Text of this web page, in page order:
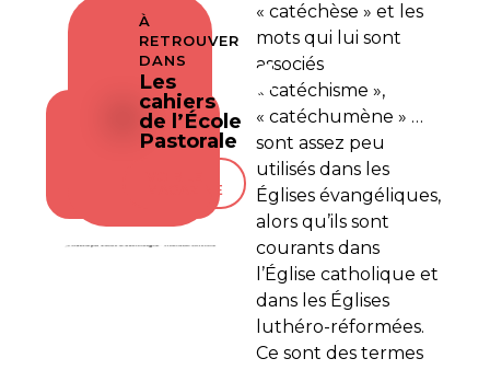
CAHIERS DE
À
RETROUVER
DANS
Les
cahiers
de l’École
Pastorale
MAGAZINE
« catéchèse » et les
mots qui lui sont
associés
« catéchisme »,
« catéchumène » …
sont assez peu
utilisés dans les
Églises évangéliques,
alors qu’ils sont
courants dans
l’Église catholique et
dans les Églises
luthéro-réformées.
Ce sont des termes